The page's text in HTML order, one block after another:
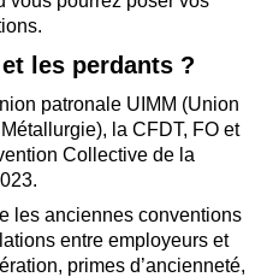
les perdants ?
patronale UIMM (Union
la CFDT, FO et
Collective de la
les anciennes conventions
entre employeurs et
primes d’ancienneté,